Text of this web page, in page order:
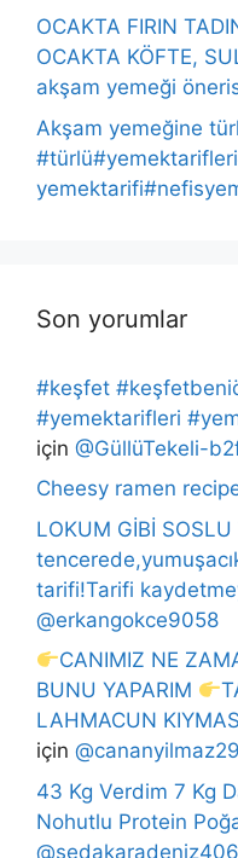
OCAKTA FIRIN
OCAKTA KÖFTE,
akşam yemeği
Akşam yemeğine
Son yorumlar
#keşfet
#yemektarifleri
için @GüllüTekeli-
Cheesy ramen
LOKUM GİBİ
tarifi!Tarifi
@erkangokce9058
CANIMIZ NE
BUNU YAPARIM
LAHMACUN
için @cananyilmaz29
43 Kg Verdim 7 Kg
Nohutlu Protein